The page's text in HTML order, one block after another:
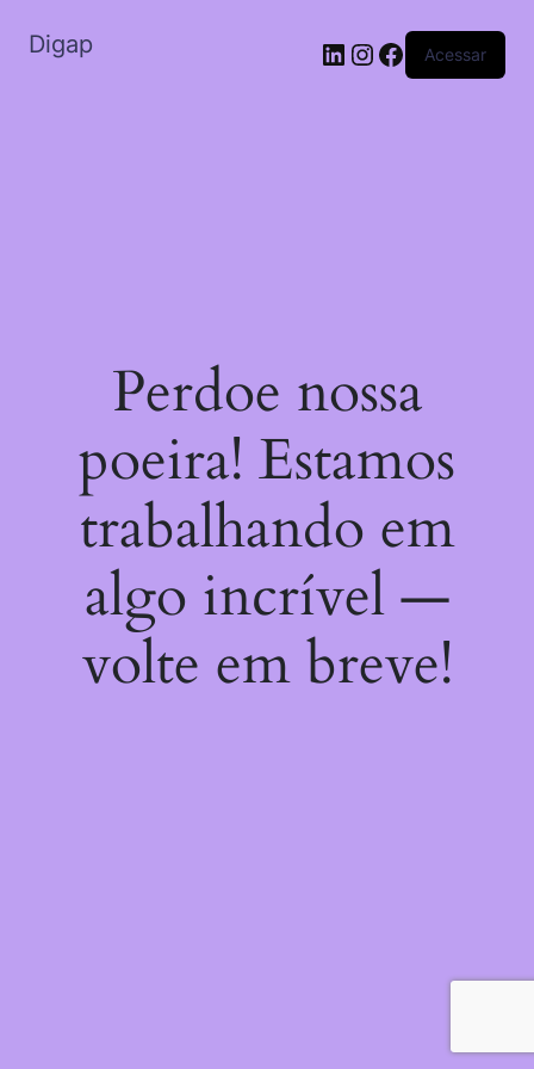
Digap Acessar
Perdoe nossa
poeira! Estamos
trabalhando em
algo incrível —
volte em breve!